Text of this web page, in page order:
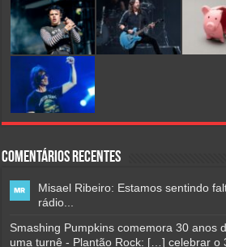
Comentários Recentes
Misael Ribeiro: Estamos sentindo
rádio...
Smashing Pumpkins comemora 30 anos
uma turnê - Plantão Rock: […] celebrar o